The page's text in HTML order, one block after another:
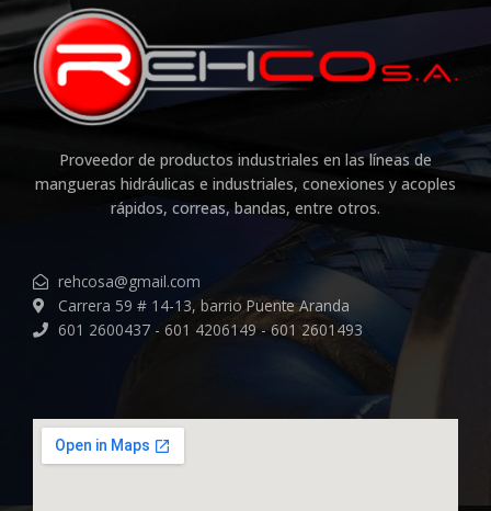
Proveedor de productos industriales en las líneas de
mangueras hidráulicas e industriales, conexiones y acoples
rápidos, correas, bandas, entre otros.
rehcosa@gmail.com
Carrera 59 # 14-13, barrio Puente Aranda
601 2600437 - 601 4206149 - 601 2601493